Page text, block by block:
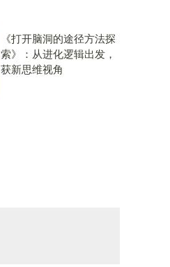
《打开脑洞的途径方法探
索》：从进化逻辑出发，
获新思维视角